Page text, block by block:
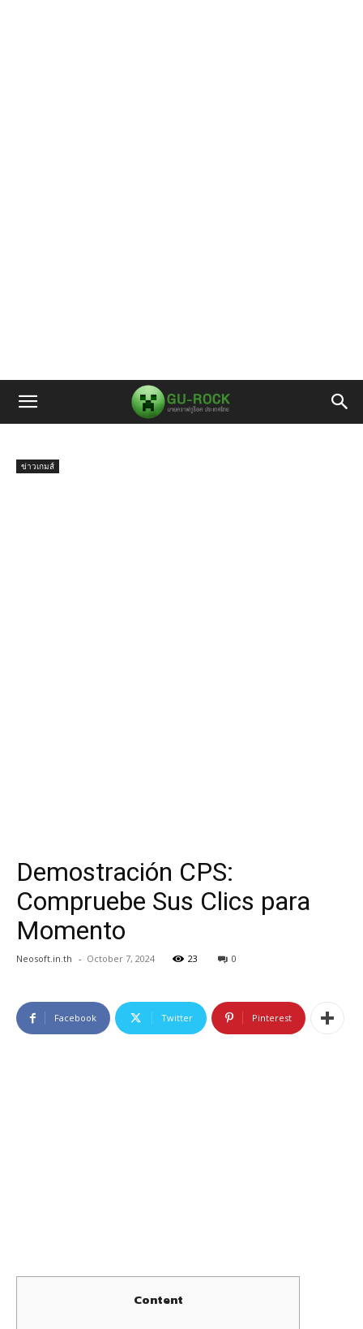
ข่าวเกมส์
Demostración CPS:
Compruebe Sus Clics para
Momento
Neosoft.in.th - October 7, 2024 23 0
Facebook Twitter Pinterest
Content